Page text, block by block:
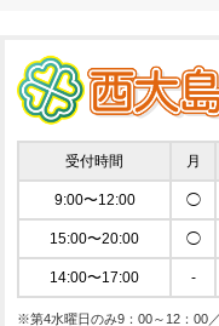
受付時間 月
9:00〜12:00 ◯
15:00〜20:00 ◯
14:00〜17:00 -
※第4水曜日のみ9：00～12：00